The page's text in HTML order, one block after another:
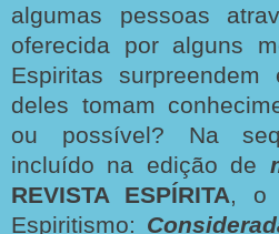
algumas pessoas
oferecida por alguns
Espiritas
deles tomam
ou possível? Na
incluído na edição de
REVISTA ESPÍRITA, o
Espiritismo: